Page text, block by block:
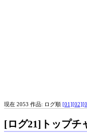
現在 2053 作品: ログ順 [01][02]
[ログ21]トップチ